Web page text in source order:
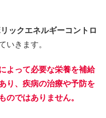
ックエネルギーコントロ
いきます。
よって必要な栄養を補給
り、疾病の治療や予防を
のではありません。